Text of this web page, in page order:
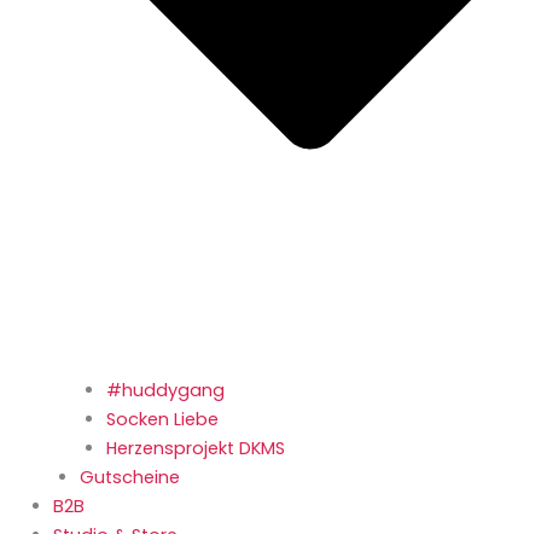
#huddygang
Socken Liebe
Herzensprojekt DKMS
Gutscheine
B2B